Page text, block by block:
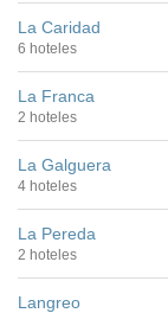
La Caridad
6 hoteles
La Franca
2 hoteles
La Galguera
4 hoteles
La Pereda
2 hoteles
Langreo